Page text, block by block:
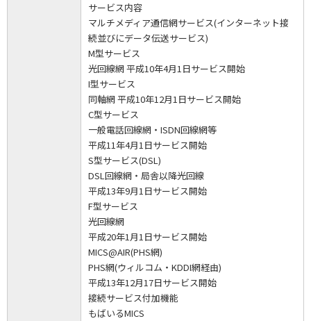
サービス内容
マルチメディア通信網サービス(インターネット接
続並びにデータ伝送サービス)
M型サービス
光回線網 平成10年4月1日サービス開始
I型サービス
同軸網 平成10年12月1日サービス開始
C型サービス
一般電話回線網・ISDN回線網等
平成11年4月1日サービス開始
S型サービス(DSL)
DSL回線網・局舎以降光回線
平成13年9月1日サービス開始
F型サービス
光回線網
平成20年1月1日サービス開始
MICS@AIR(PHS網)
PHS網(ウィルコム・KDDI網経由)
平成13年12月17日サービス開始
接続サービス付加機能
もばいるMICS